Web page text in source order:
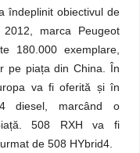
îndeplinit obiectivul de
marca Peugeot
180.000 exemplare,
pe piața din China. În
va fi oferită și în
diesel, marcând o
508 RXH va fi
de 508 HYbrid4.